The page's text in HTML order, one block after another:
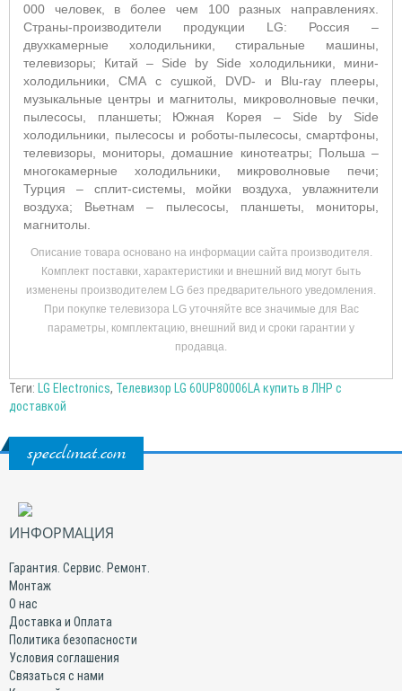
000 человек, в более чем 100 разных направлениях.
Страны-производители продукции LG: Россия –
двухкамерные холодильники, стиральные машины,
телевизоры; Китай – Side by Side холодильники, мини-
холодильники, СМА с сушкой, DVD- и Blu-ray плееры,
музыкальные центры и магнитолы, микроволновые печки,
пылесосы, планшеты; Южная Корея – Side by Side
холодильники, пылесосы и роботы-пылесосы, смартфоны,
телевизоры, мониторы, домашние кинотеатры; Польша –
многокамерные холодильники, микроволновые печи;
Турция – сплит-системы, мойки воздуха, увлажнители
воздуха; Вьетнам – пылесосы, планшеты, мониторы,
магнитолы.
Описание товара основано на информации сайта производителя.
Комплект поставки, характеристики и внешний вид могут быть
изменены производителем LG без предварительного уведомления.
При покупке телевизора LG уточняйте все значимые для Вас
параметры, комплектацию, внешний вид и сроки гарантии у
продавца.
Теги: LG Electronics, Телевизор LG 60UP80006LA купить в ЛНР с
доставкой
specclimat.com
ИНФОРМАЦИЯ
Гарантия. Сервис. Ремонт.
Монтаж
О нас
Доставка и Оплата
Политика безопасности
Условия соглашения
Связаться с нами